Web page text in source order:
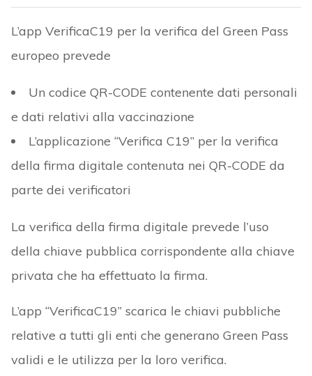
L’app VerificaC19 per la verifica del Green Pass
europeo prevede
Un codice QR-CODE contenente dati personali
e dati relativi alla vaccinazione
L’applicazione “Verifica C19” per la verifica
della firma digitale contenuta nei QR-CODE da
parte dei verificatori
La verifica della firma digitale prevede l’uso
della chiave pubblica corrispondente alla chiave
privata che ha effettuato la firma.
L’app “VerificaC19” scarica le chiavi pubbliche
relative a tutti gli enti che generano Green Pass
validi e le utilizza per la loro verifica.